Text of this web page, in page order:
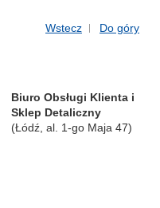
Wstecz Do góry
Biuro Obsługi Klienta i
Sklep Detaliczny
(Łódź, al. 1-go Maja 47)